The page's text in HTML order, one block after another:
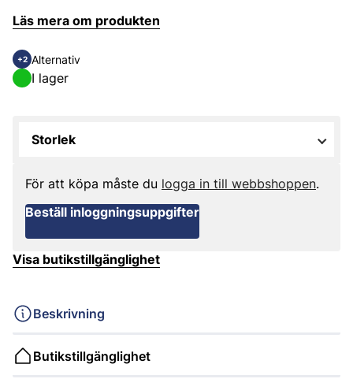
Läs mera om produkten
+2 Alternativ
I lager
Storlek
För att köpa måste du logga in till webbshoppen.
Beställ inloggningsuppgifter
Visa butikstillgänglighet
Beskrivning
Butikstillgänglighet